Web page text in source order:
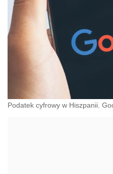
Podatek cyfrowy w Hiszpanii.